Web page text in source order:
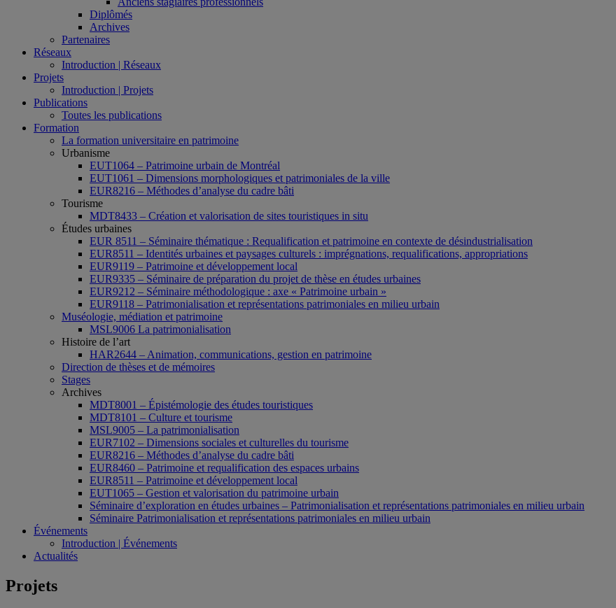
Diplômés
Archives
Partenaires
Réseaux
Introduction | Réseaux
Projets
Introduction | Projets
Publications
Toutes les publications
Formation
La formation universitaire en patrimoine
Urbanisme
EUT1064 – Patrimoine urbain de Montréal
EUT1061 – Dimensions morphologiques et patrimoniales de la ville
EUR8216 – Méthodes d’analyse du cadre bâti
Tourisme
MDT8433 – Création et valorisation de sites touristiques in situ
Études urbaines
EUR 8511 – Séminaire thématique : Requalification et patrimoine en contexte de désindustrialisation
EUR8511 – Identités urbaines et paysages culturels : imprégnations, requalifications, appropriations
EUR9119 – Patrimoine et développement local
EUR9335 – Séminaire de préparation du projet de thèse en études urbaines
EUR9212 – Séminaire méthodologique : axe « Patrimoine urbain »
EUR9118 – Patrimonialisation et représentations patrimoniales en milieu urbain
Muséologie, médiation et patrimoine
MSL9006 La patrimonialisation
Histoire de l’art
HAR2644 – Animation, communications, gestion en patrimoine
Direction de thèses et de mémoires
Stages
Archives
MDT8001 – Épistémologie des études touristiques
MDT8101 – Culture et tourisme
MSL9005 – La patrimonialisation
EUR7102 – Dimensions sociales et culturelles du tourisme
EUR8216 – Méthodes d’analyse du cadre bâti
EUR8460 – Patrimoine et requalification des espaces urbains
EUR8511 – Patrimoine et développement local
EUT1065 – Gestion et valorisation du patrimoine urbain
Séminaire d’exploration en études urbaines – Patrimonialisation et représentations patrimoniales en milieu urbain
Séminaire Patrimonialisation et représentations patrimoniales en milieu urbain
Événements
Introduction | Événements
Actualités
Projets